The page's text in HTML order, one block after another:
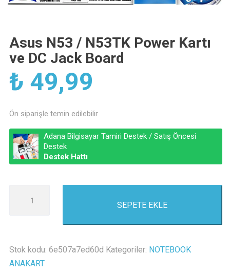
Asus N53 / N53TK Power Kartı
ve DC Jack Board
₺ 49,99
Ön siparişle temin edilebilir
Adana Bilgisayar Tamiri Destek / Satış Öncesi
Destek
Destek Hattı
Power
Kartı
SEPETE EKLE
Stok kodu: 6e507a7ed60d Kategoriler: NOTEBOOK
ANAKART